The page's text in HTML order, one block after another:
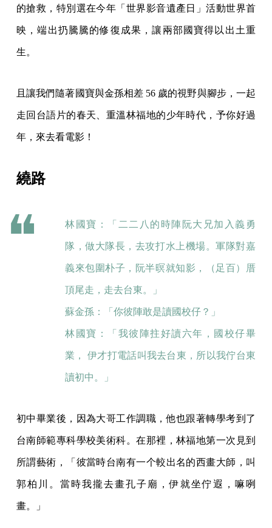
的搶救，特別選在今年「世界影音遺產日」活動世界首
映，端出扔騰騰的修復成果，讓兩部國寶得以出土重
生。
且讓我們隨著國寶與金孫相差 56 歲的視野與腳步，一起
走回台語片的春天、重溫林福地的少年時代，予你好過
年，來去看電影！
繞路
林國寶：「二二八的時陣阮大兄加入義勇
隊，做大隊長，去攻打水上機場。軍隊對嘉
義來包圍朴子，阮半暝就知影，（足百）厝
頂尾走，走去台東。」
蘇金孫：「你彼陣敢是讀國校仔？」
林國寶：「我彼陣拄好讀六年，國校仔畢
業， 伊才打電話叫我去台東，所以我佇台東
讀初中。」
初中畢業後，因為大哥工作調職，他也跟著轉學考到了
台南師範專科學校美術科。在那裡，林福地第一次見到
所謂藝術，「彼當時台南有一个較出名的西畫大師，叫
郭柏川。當時我攏去畫孔子廟，伊就坐佇遐，嘛咧
畫。」